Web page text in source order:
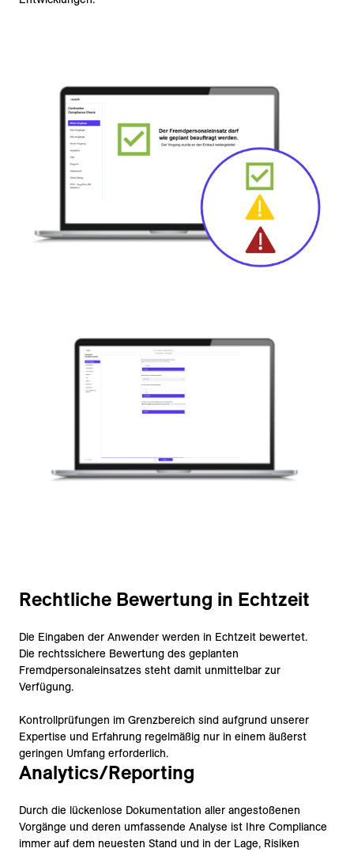
Rechtliche Bewertung in Echtzeit
Die Eingaben der Anwender werden in Echtzeit bewertet.
Die rechtssichere Bewertung des geplanten
Fremdpersonaleinsatzes steht damit unmittelbar zur
Verfügung.
Kontrollprüfungen im Grenzbereich sind aufgrund unserer
Expertise und Erfahrung regelmäßig nur in einem äußerst
geringen Umfang erforderlich.
Analytics/Reporting
Durch die lückenlose Dokumentation aller angestoßenen
Vorgänge und deren umfassende Analyse ist Ihre Compliance
immer auf dem neuesten Stand und in der Lage, Risiken